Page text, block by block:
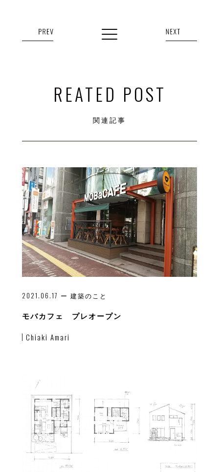
REATED POST
関連記事
2021.06.17 ー 建築のこと
モバカフェ プレオープン
Chiaki Amari